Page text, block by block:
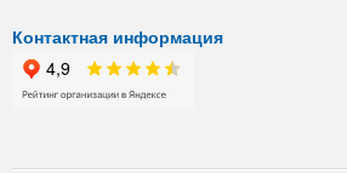
Контактная информация